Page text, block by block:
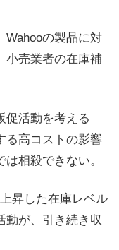
Wahooの製品に対
小売業者の在庫補
促活動を考える
る高コストの影響
相殺できない。
昇した在庫レベル
動が、引き続き収